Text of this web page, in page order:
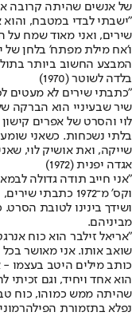
של אנשים שהיתה קרובה
"ישבתי לבדי במטבח, והוא
שירים, ואני מאוד שמח
ו'אח מילת מפתח' בלחן של
המבצע החשוב ביותר
בלדה לשוטר (1970)
"כתבתי שירים לא מעטים
שיר שבעיניי הוא הברקה
לוי והסרט של אפרים
בלתי נשכחות. כשאני
שייקה, ואת אושיק לוי,
אגדה יפנית (1972)
"אני חייב תודה גדולה
וקס' מ־1972
ושידך בינינו לטובת
מביניהם.
"אריאל זילבר הוא כוח
שואב אותו. אני מאושר
כותב מילים היטב בעצמו -
הוא אחד ויחיד, וגם
שהיתה ממש כמוהו, כוח
נפלא בתזמורת